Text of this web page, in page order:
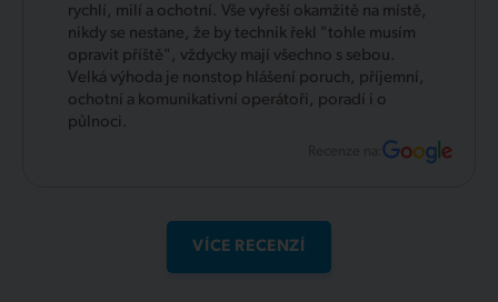
rychlí, milí a ochotní. Vše vyřeší okamžitě na místě,
nikdy se nestane, že by technik řekl "tohle musím
opravit příště", vždycky mají všechno s sebou.
Velká výhoda je nonstop hlášení poruch, příjemní,
ochotní a komunikativní operátoři, poradí i o
půlnoci.
Recenze na:
VÍCE RECENZÍ